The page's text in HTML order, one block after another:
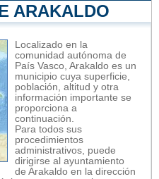
ARAKALDO
Localizado en la
comunidad autónoma de
País Vasco, Arakaldo es un
municipio cuya superficie,
población, altitud y otra
información importante se
proporciona a
continuación.
Para todos sus
procedimientos
administrativos, puede
dirigirse al ayuntamiento
de Arakaldo en la dirección